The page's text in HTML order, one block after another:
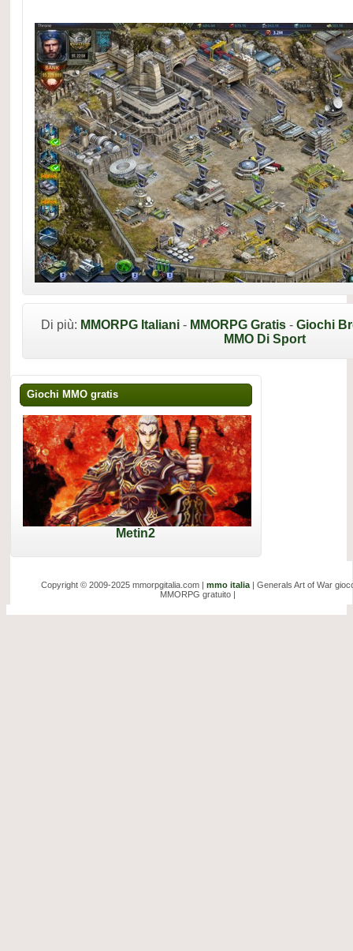
Di più: MMORPG Italiani - MMORPG Gratis - Giochi
MMO Di Sport
Giochi MMO gratis
Metin2
Copyright © 2009-2025 mmorpgitalia.com | mmo italia| Generals Art of War
MMORPG gratuito |